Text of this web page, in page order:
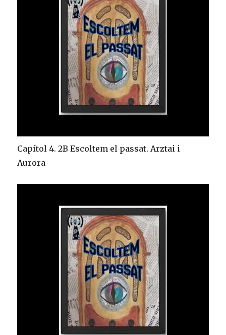
Capítol 4. 2B Escoltem el passat. Arztai i
Aurora